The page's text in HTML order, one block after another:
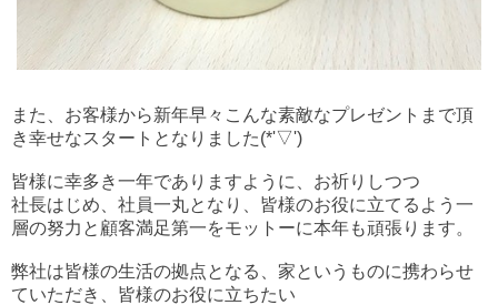
また、お客様から新年早々こんな素敵なプレゼントまで頂
き幸せなスタートとなりました(*'▽')
皆様に幸多き一年でありますように、お祈りしつつ
社長はじめ、社員一丸となり、皆様のお役に立てるよう一
層の努力と顧客満足第一をモットーに本年も頑張ります。
弊社は皆様の生活の拠点となる、家というものに携わらせ
ていただき、皆様のお役に立ちたい